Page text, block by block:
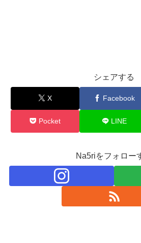
シェアする
X Facebook
Pocket LINE
Na5riをフォロー